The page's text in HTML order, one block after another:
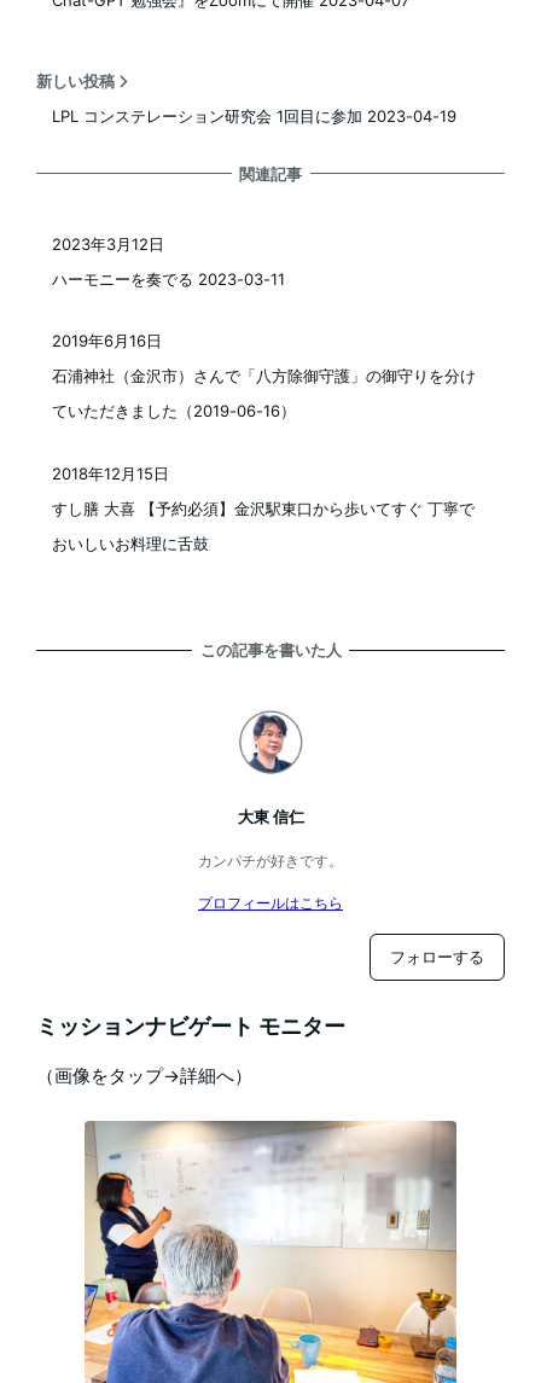
新しい投稿
LPL コンステレーション研究会 1回目に参加 2023-04-19
関連記事
ハーモニーを奏でる 2023-03-11
2023年3月12日
石浦神社（金沢市）さんで「八方除御守護」の御守りを分け
ていただきました（2019-06-16）
2019年6月16日
すし膳 大喜 【予約必須】金沢駅東口から歩いてすぐ 丁寧で
おいしいお料理に舌鼓
2018年12月15日
この記事を書いた人
大東 信仁
カンパチが好きです。
プロフィールはこちら
フォローする
ミッションナビゲート モニター
（画像をタップ→詳細へ）